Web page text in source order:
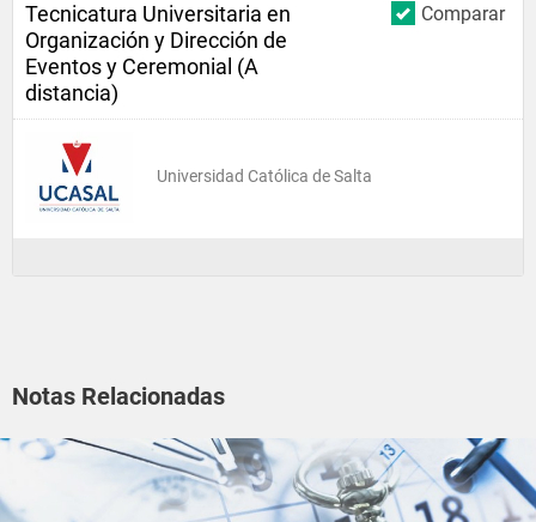
Comparar
Tecnicatura Universitaria en
Organización y Dirección de
Eventos y Ceremonial (A
distancia)
Universidad Católica de Salta
Notas Relacionadas